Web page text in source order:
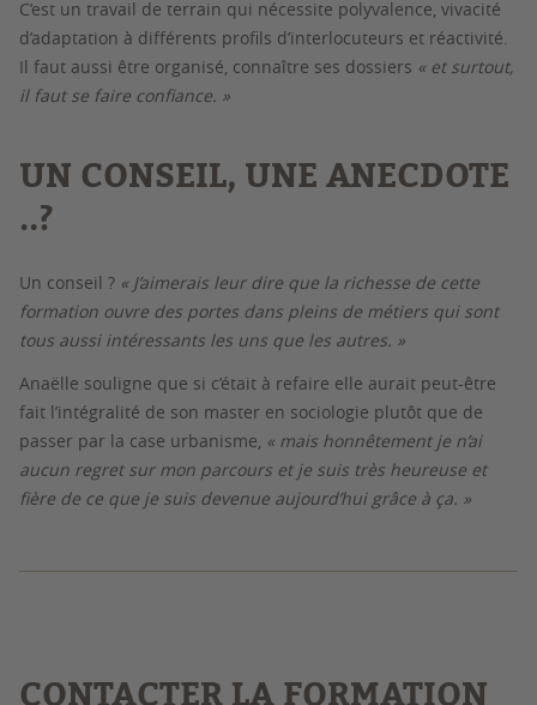
C’est un travail de terrain qui nécessite polyvalence, vivacité
d’adaptation à différents profils d’interlocuteurs et réactivité.
Il faut aussi être organisé, connaître ses dossiers « et surtout,
il faut se faire confiance. »
UN CONSEIL, UNE ANECDOTE
..?
Un conseil ? « J’aimerais leur dire que la richesse de cette
formation ouvre des portes dans pleins de métiers qui sont
tous aussi intéressants les uns que les autres. »
Anaëlle souligne que si c’était à refaire elle aurait peut-être
fait l’intégralité de son master en sociologie plutôt que de
passer par la case urbanisme, « mais honnêtement je n’ai
aucun regret sur mon parcours et je suis très heureuse et
fière de ce que je suis devenue aujourd’hui grâce à ça. »
CONTACTER LA FORMATION